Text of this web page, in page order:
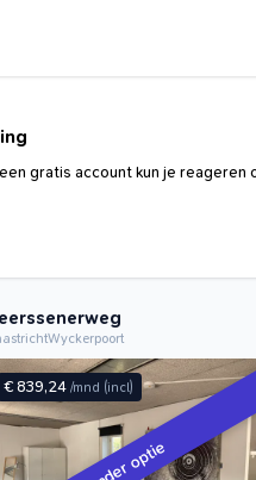
gratis account kun je
Wyckerpoort
€ 839,24/mnd (incl)
onder optie